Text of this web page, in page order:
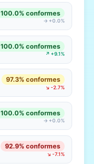
100.0% conformes
→ +0.0%
100.0% conformes
↗ +9.1%
97.3% conformes
↘ -2.7%
100.0% conformes
→ +0.0%
92.9% conformes
↘ -7.1%